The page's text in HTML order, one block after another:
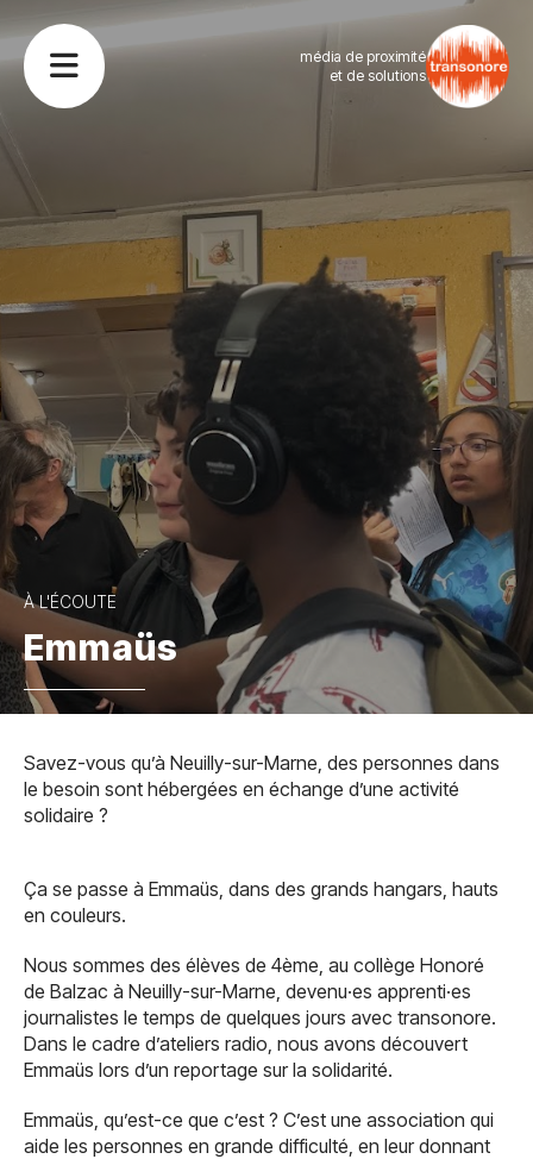
média de proximité
et de solutions
À L'ÉCOUTE
Emmaüs
Savez-vous qu’à Neuilly-sur-Marne, des personnes dans
le besoin sont hébergées en échange d’une activité
solidaire ?
Ça se passe à Emmaüs, dans des grands hangars, hauts
en couleurs.
Nous sommes des élèves de 4ème, au collège Honoré
de Balzac à Neuilly-sur-Marne, devenu·es apprenti·es
journalistes le temps de quelques jours avec transonore.
Dans le cadre d’ateliers radio, nous avons découvert
Emmaüs lors d’un reportage sur la solidarité.
Emmaüs, qu’est-ce que c’est ? C’est une association qui
aide les personnes en grande difficulté, en leur donnant